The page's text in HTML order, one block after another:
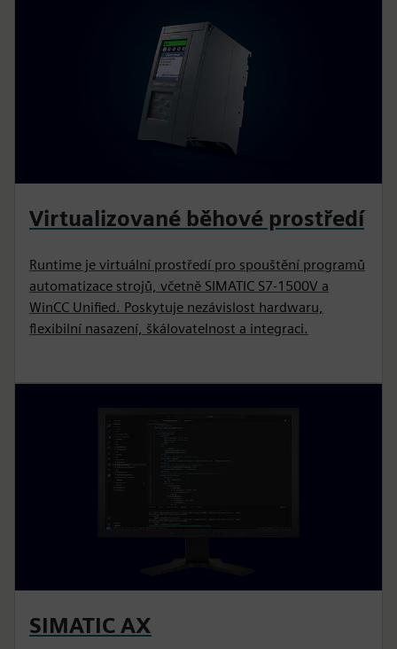
Virtualizované běhové prostředí
Runtime je virtuální prostředí pro spouštění programů
automatizace strojů, včetně SIMATIC S7-1500V a
WinCC Unified. Poskytuje nezávislost hardwaru,
flexibilní nasazení, škálovatelnost a integraci.
SIMATIC AX